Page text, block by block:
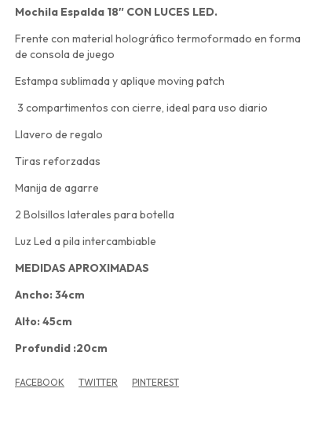
Mochila Espalda 18″ CON LUCES LED.
Frente con material holográfico termoformado en forma
de consola de juego
Estampa sublimada y aplique moving patch
3 compartimentos con cierre, ideal para uso diario
Llavero de regalo
Tiras reforzadas
Manija de agarre
2 Bolsillos laterales para botella
Luz Led a pila intercambiable
MEDIDAS APROXIMADAS
Ancho: 34cm
Alto: 45cm
Profundid :20cm
FACEBOOK TWITTER PINTEREST